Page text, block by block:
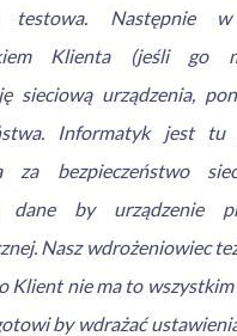
testowa. Następnie
Klienta (jeśli go
sieciową urządzenia,
Informatyk jest
za bezpieczeństwo
dane by urządzenie
Nasz wdrożeniowiec
Klient nie ma to
by wdrażać